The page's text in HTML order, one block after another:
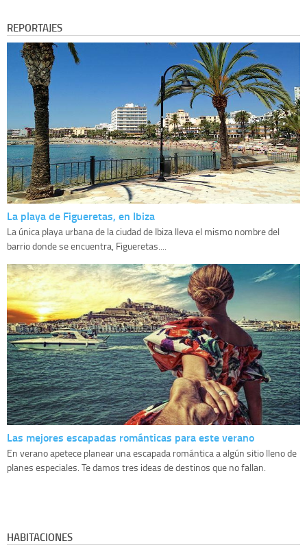
REPORTAJES
La playa de Figueretas, en Ibiza
La única playa urbana de la ciudad de Ibiza lleva el mismo nombre del
barrio donde se encuentra, Figueretas....
Las mejores escapadas románticas para este verano
En verano apetece planear una escapada romántica a algún sitio lleno de
planes especiales. Te damos tres ideas de destinos que no fallan.
HABITACIONES